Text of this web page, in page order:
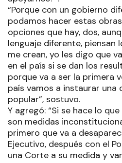
“Porque con un gobierno
podamos hacer estas
opciones que hay, dos,
lenguaje diferente, piensan
me crean, yo les digo que
en el país si se dan los
porque va a ser la primera
país vamos a instaurar
popular”, sostuvo.
Y agregó: “Si se hace lo
son medidas
primero que va a
Ejecutivo, después con el
una Corte a su medida y